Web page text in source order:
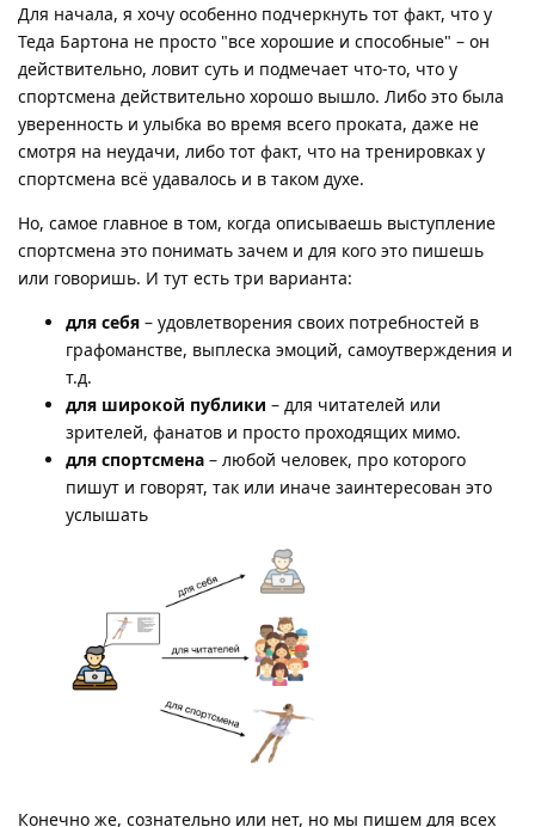
Для начала, я хочу особенно подчеркнуть тот факт, что у
Теда Бартона не просто "все хорошие и способные" – он
действительно, ловит суть и подмечает что-то, что у
спортсмена действительно хорошо вышло. Либо это была
уверенность и улыбка во время всего проката, даже не
смотря на неудачи, либо тот факт, что на тренировках у
спортсмена всё удавалось и в таком духе.
Но, самое главное в том, когда описываешь выступление
спортсмена это понимать зачем и для кого это пишешь
или говоришь. И тут есть три варианта:
для себя – удовлетворения своих потребностей в
графоманстве, выплеска эмоций, самоутверждения и
т.д.
для широкой публики – для читателей или
зрителей, фанатов и просто проходящих мимо.
для спортсмена – любой человек, про которого
пишут и говорят, так или иначе заинтересован это
услышать
Конечно же, сознательно или нет, но мы пишем для всех